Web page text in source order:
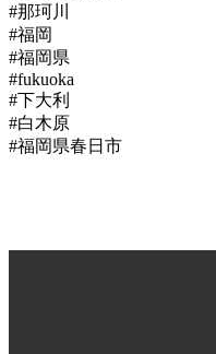
#那珂川
#福岡
#福岡県
#fukuoka
#下大利
#白木原
#福岡県春日市